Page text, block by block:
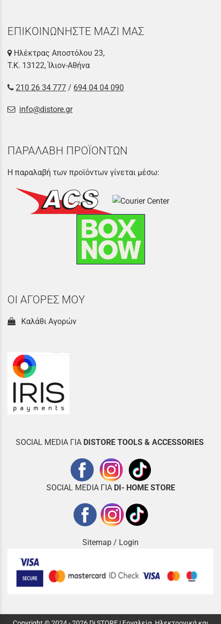
ΕΠΙΚΟΙΝΩΝΗΣΤΕ ΜΑΖΙ ΜΑΣ
Ηλέκτρας Αποστόλου 23,
Τ.Κ. 13122, Ίλιον-Αθήνα
210 26 34 777 / 694 04 04 090
info@distore.gr
ΠΑΡΑΛΑΒΗ ΠΡΟΪΟΝΤΩΝ
Η παραλαβή των προϊόντων γίνεται μέσω:
ΟΙ ΑΓΟΡΕΣ ΜΟΥ
Καλάθι Αγορών
SOCIAL MEDIA ΓΙΑ DISTORE TOOLS & ACCESSORIES
SOCIAL MEDIA ΓΙΑ DI- HOME STORE
Sitemap / Login